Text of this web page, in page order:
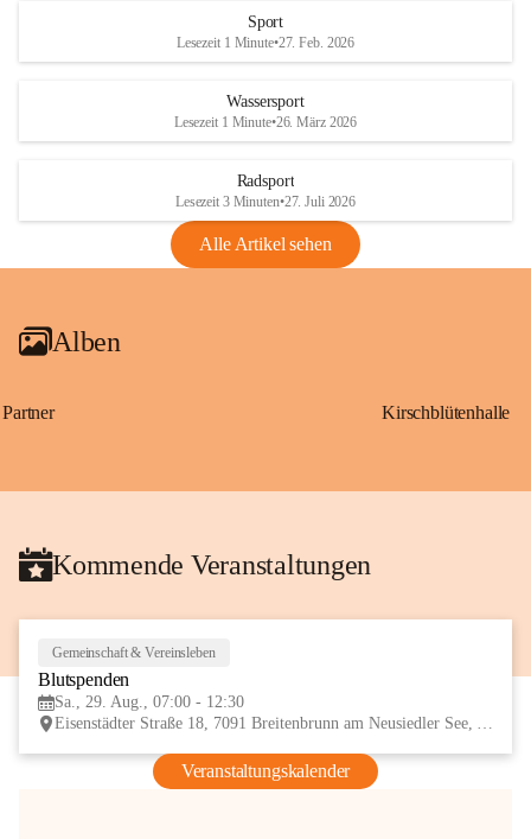
Rebe und der Amerikanischen
Anhang VBl. EU Nr. 18
1 Seite•1,4 MB
VBl. EU Nr. 18_2026
Sport
Lesezeit 1 Minute•27. Feb. 2026
Wassersport
Lesezeit 1 Minute•26. März 2026
Radsport
Lesezeit 3 Minuten•27. Juli 2026
Alle Artikel sehen
Alben
Partner Kirschblütenhalle
Kommende Veranstaltungen
Gemeinschaft & Vereinsleben
Blutspenden
Sa., 29. Aug., 07:00 - 12:30
Eisenstädter Straße 18, 7091 Breitenbrunn am Neusiedler See, AUT
Veranstaltungskalender